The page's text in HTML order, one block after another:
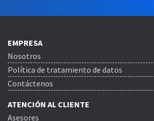
EMPRESA
Nosotros
Política de tratamiento de datos
Contáctenos
ATENCIÓN AL CLIENTE
Asesores